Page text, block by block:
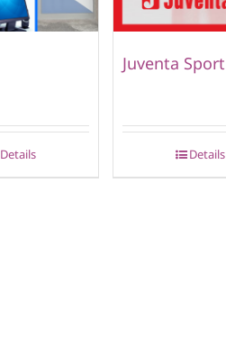
Details
Juventa Sport
Details